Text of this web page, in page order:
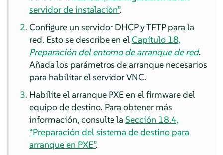
servidor de instalación”.
Configure un servidor DHCP y TFTP para la
red. Esto se describe en elCapítulo 18,
Preparación del entorno de arranque de red.
Añada los parámetros de arranque necesarios
para habilitar el servidor VNC.
Habilite el arranque PXE en el firmware del
equipo de destino. Para obtener más
información, consulte laSección 18.4,
“Preparación del sistema de destino para
arranque en PXE”.